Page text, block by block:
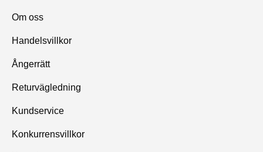
Om oss
Handelsvillkor
Ångerrätt
Returvägledning
Kundservice
Konkurrensvillkor